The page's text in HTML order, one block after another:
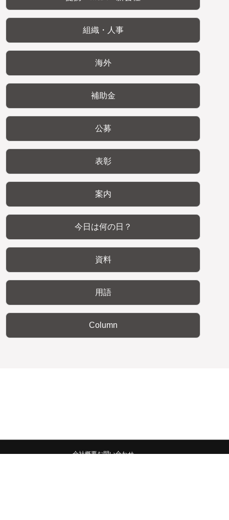
組織・人事
海外
補助金
公募
表彰
案内
今日は何の日？
資料
用語
Column
会社概要お問い合わせ